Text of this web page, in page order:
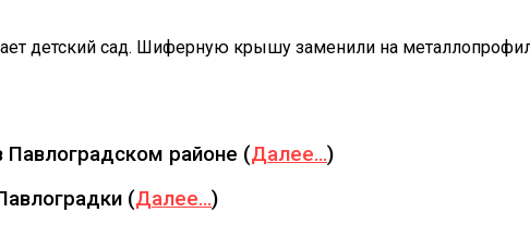
детский сад. Шиферную крышу заменили на
районе (Далее…)
(Далее…)